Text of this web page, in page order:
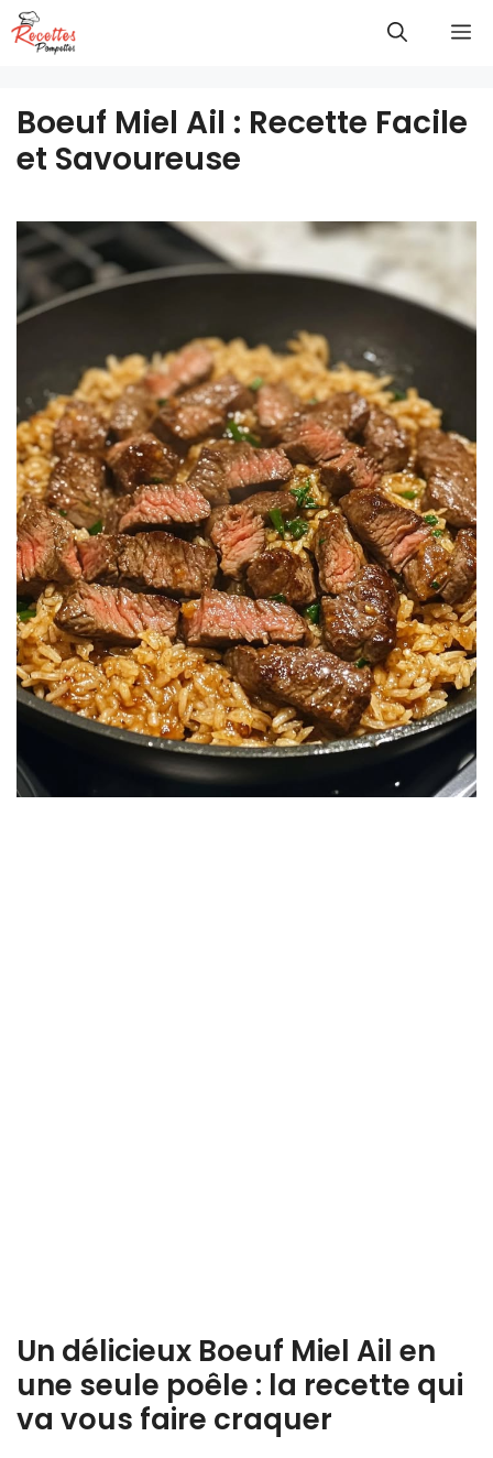
Aller
au
Boeuf Miel Ail : Recette Facile
et Savoureuse
Un délicieux Boeuf Miel Ail en
une seule poêle : la recette qui
va vous faire craquer